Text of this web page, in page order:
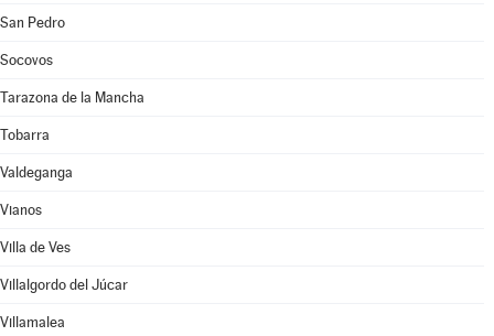
San Pedro
Socovos
Tarazona de la Mancha
Tobarra
Valdeganga
Vianos
Villa de Ves
Villalgordo del Júcar
Villamalea